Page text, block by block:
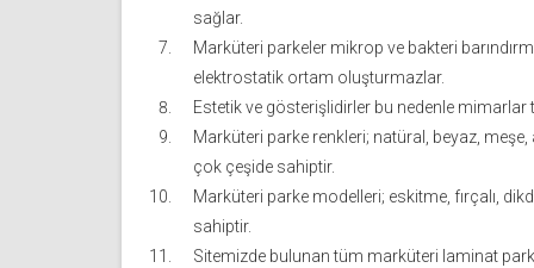
sağlar.
Marküteri parkeler mikrop ve bakteri
elektrostatik ortam oluşturmazlar.
Estetik ve gösterişlidirler bu nedenle mimarlar
Marküteri parke renkleri; natüral, beyaz,
çok çeşide sahiptir.
Marküteri parke modelleri; eskitme, fırçalı,
sahiptir.
Sitemizde bulunan tüm marküteri laminat